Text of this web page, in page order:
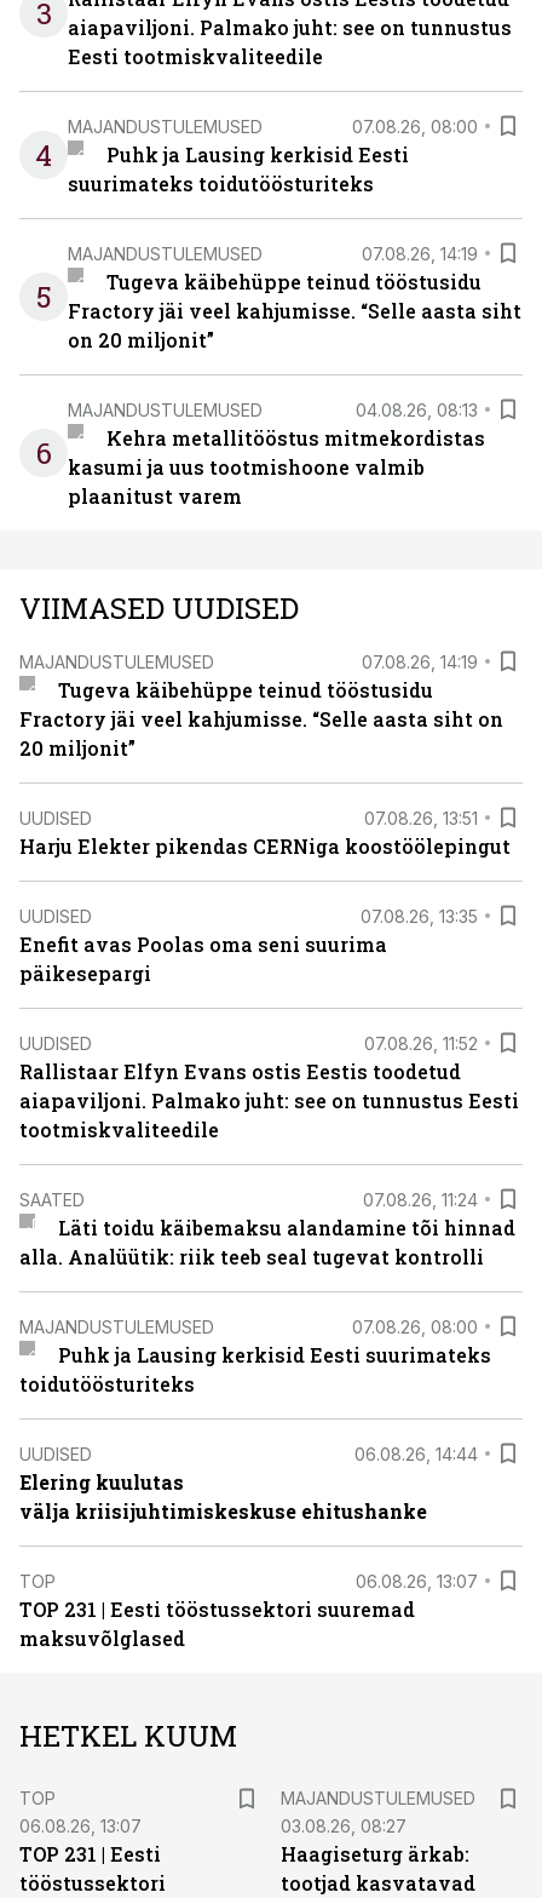
3
aiapaviljoni. Palmako juht: see on tunnustus
Eesti tootmiskvaliteedile
4
MAJANDUSTULEMUSED 07.08.26, 08:00
Puhk ja Lausing kerkisid Eesti
suurimateks toidutöösturiteks
5
MAJANDUSTULEMUSED 07.08.26, 14:19
Tugeva käibehüppe teinud tööstusidu
Fractory jäi veel kahjumisse. “Selle aasta siht
on 20 miljonit”
6
MAJANDUSTULEMUSED 04.08.26, 08:13
Kehra metallitööstus mitmekordistas
kasumi ja uus tootmishoone valmib
plaanitust varem
VIIMASED UUDISED
MAJANDUSTULEMUSED 07.08.26, 14:19
Tugeva käibehüppe teinud tööstusidu
Fractory jäi veel kahjumisse. “Selle aasta siht on
20 miljonit”
UUDISED 07.08.26, 13:51
Harju Elekter pikendas CERNiga koostöölepingut
UUDISED 07.08.26, 13:35
Enefit avas Poolas oma seni suurima
päikesepargi
UUDISED 07.08.26, 11:52
Rallistaar Elfyn Evans ostis Eestis toodetud
aiapaviljoni. Palmako juht: see on tunnustus Eesti
tootmiskvaliteedile
SAATED 07.08.26, 11:24
Läti toidu käibemaksu alandamine tõi hinnad
alla. Analüütik: riik teeb seal tugevat kontrolli
MAJANDUSTULEMUSED 07.08.26, 08:00
Puhk ja Lausing kerkisid Eesti suurimateks
toidutöösturiteks
UUDISED 06.08.26, 14:44
Elering kuulutas
välja kriisijuhtimiskeskuse ehitushanke
TOP 06.08.26, 13:07
TOP 231 | Eesti tööstussektori suuremad
maksuvõlglased
HETKEL KUUM
TOP
06.08.26, 13:07
TOP 231 | Eesti
tööstussektori
MAJANDUSTULEMUSED
03.08.26, 08:27
Haagiseturg ärkab:
tootjad kasvatavad